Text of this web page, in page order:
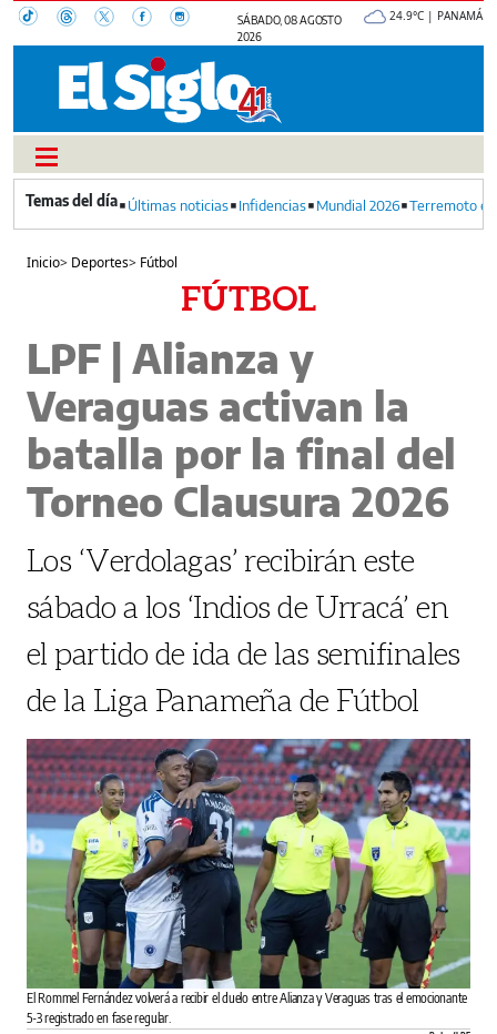
SÁBADO, 08 AGOSTO
2026
24.9°C | PANAMÁ
Últimas noticias Infidencias Mundial 2026 Terremoto
Inicio> Deportes> Fútbol
FÚTBOL
LPF | Alianza y
Veraguas activan la
batalla por la final del
Torneo Clausura 2026
Los ‘Verdolagas’ recibirán este
sábado a los ‘Indios de Urracá’ en
el partido de ida de las semifinales
de la Liga Panameña de Fútbol
El Rommel Fernández volverá a recibir el duelo entre Alianza y Veraguas tras el emocionante
5-3 registrado en fase regular.